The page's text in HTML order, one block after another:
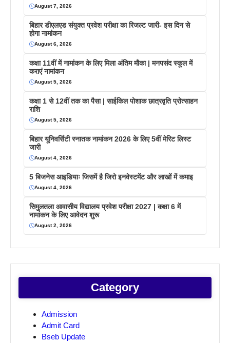
August 7, 2026
बिहार डीएलएड संयुक्त प्रवेश परीक्षा का रिजल्ट जारी- इस दिन से
होगा नामांकन
August 6, 2026
कक्षा 11वीं में नामांकन के लिए मिला अंतिम मौका | मनपसंद स्कूल में
कराएं नामांकन
August 5, 2026
कक्षा 1 से 12वीं तक का पैसा | साईकिल पोशाक छात्रवृति प्रोत्साहन
राशि
August 5, 2026
बिहार यूनिवर्सिटी स्नातक नामांकन 2026 के लिए 5वीं मेरिट लिस्ट
जारी
August 4, 2026
5 बिजनेस आइडियाः जिसमें है जिरो इनवेस्टमेंट और लाखों में कमाइ
August 4, 2026
सिमुलतला आवासीय विद्यालय प्रवेश परीक्षा 2027 | कक्षा 6 में
नामांकन के लिए आवेदन शुरू
August 2, 2026
Category
Admission
Admit Card
Bseb Update